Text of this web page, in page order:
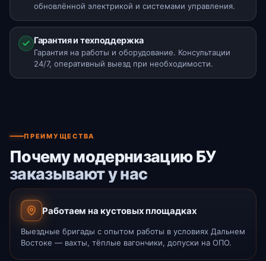
обновлённой электрикой и системами управления.
Гарантия и техподдержка
Гарантия на работы и оборудование. Консультации
24/7, оперативный выезд при необходимости.
ПРЕИМУЩЕСТВА
Почему модернизацию БУ
заказывают у нас
Работаем на кустовых площадках
Выездные бригады с опытом работы в условиях Дальнем
Востоке — вахты, тёплые вагончики, допуски на ОПО.